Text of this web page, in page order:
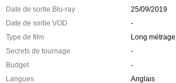
Date de sortie Blu-ray
25/09/2019
Date de sortie VOD
-
Type de film
Long métrage
Secrets de tournage
-
Budget
-
Langues
Anglais